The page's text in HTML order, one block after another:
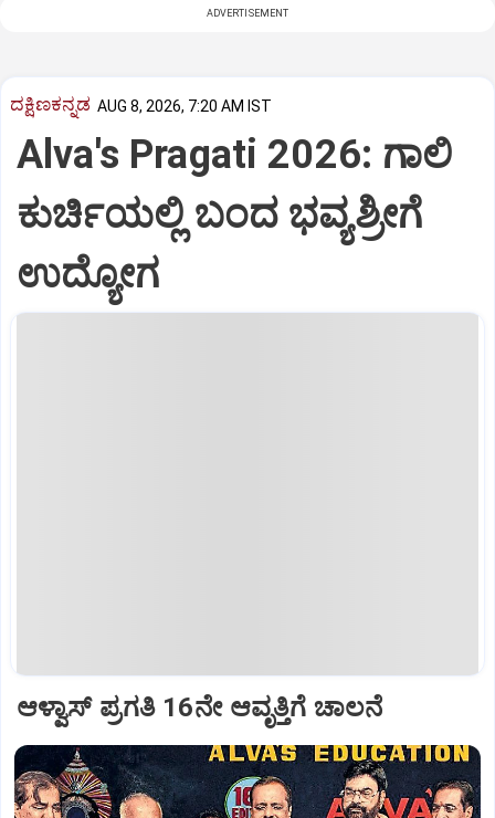
ADVERTISEMENT
ದಕ್ಷಿಣಕನ್ನಡ AUG 8, 2026, 7:20 AM IST
Alva's Pragati 2026: ಗಾಲಿ
ಕುರ್ಚಿಯಲ್ಲಿ ಬಂದ ಭವ್ಯಶ್ರೀಗೆ
ಉದ್ಯೋಗ
ಆಳ್ವಾಸ್‌ ಪ್ರಗತಿ 16ನೇ ಆವೃತ್ತಿಗೆ ಚಾಲನೆ